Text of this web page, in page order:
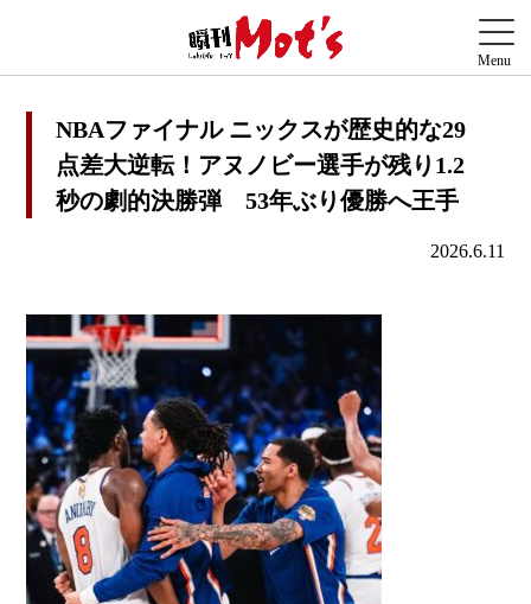
NBAファイナル ニックスが歴史的な29
点差大逆転！アヌノビー選手が残り1.2
秒の劇的決勝弾 53年ぶり優勝へ王手
2026.6.11